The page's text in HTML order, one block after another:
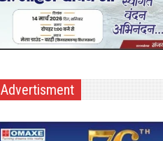
Advertisment